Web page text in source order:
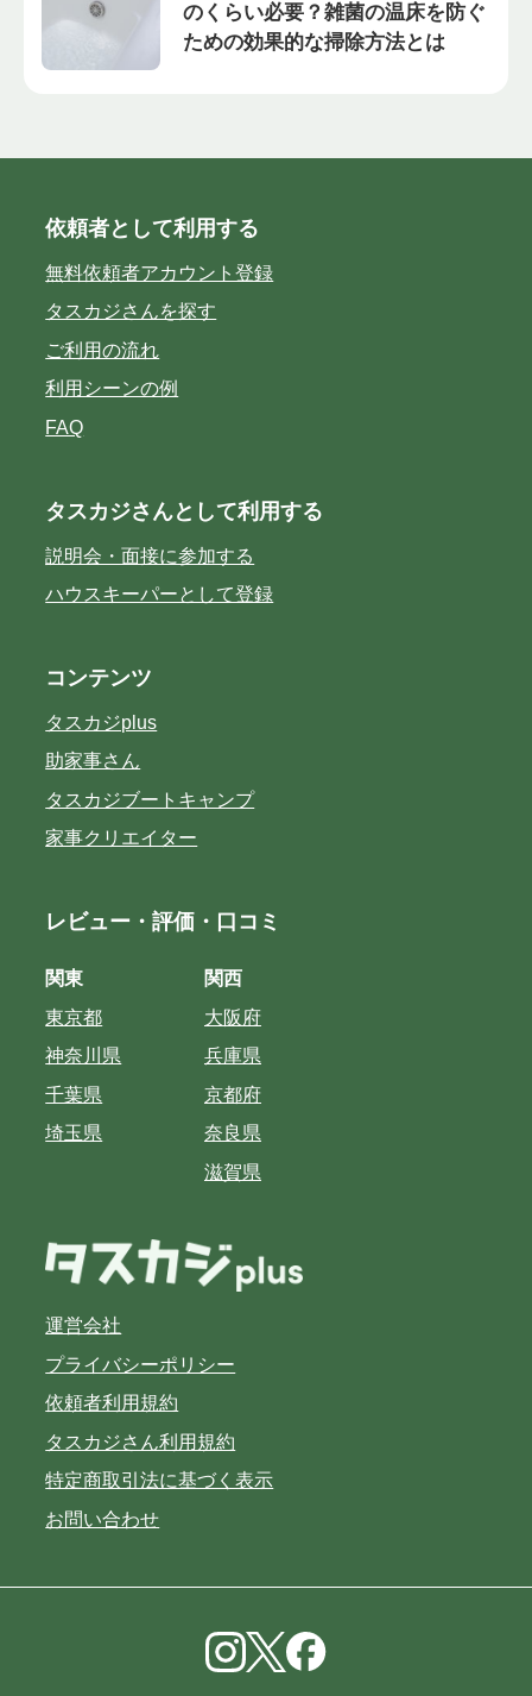
のくらい必要？雑菌の温床を防ぐ
ための効果的な掃除方法とは
依頼者として利用する
無料依頼者アカウント登録
タスカジさんを探す
ご利用の流れ
利用シーンの例
FAQ
タスカジさんとして利用する
説明会・面接に参加する
ハウスキーパーとして登録
コンテンツ
タスカジplus
助家事さん
タスカジブートキャンプ
家事クリエイター
レビュー・評価・口コミ
関東
東京都
神奈川県
千葉県
埼玉県
関西
大阪府
兵庫県
京都府
奈良県
滋賀県
運営会社
プライバシーポリシー
依頼者利用規約
タスカジさん利用規約
特定商取引法に基づく表示
お問い合わせ